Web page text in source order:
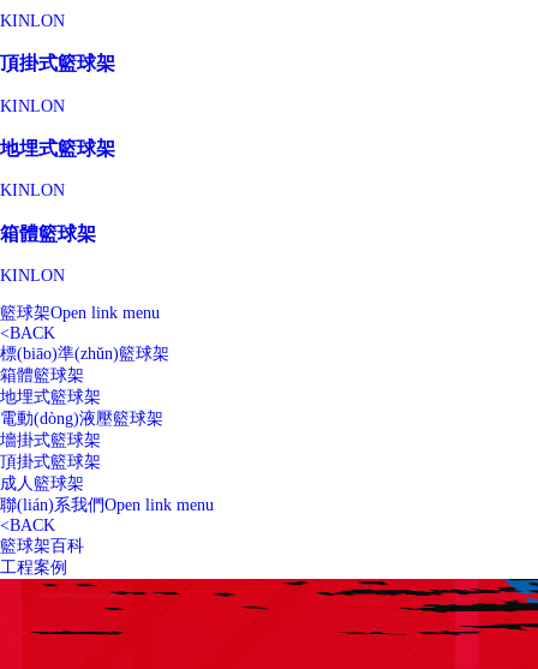
KINLON
頂掛式籃球架
KINLON
地埋式籃球架
KINLON
箱體籃球架
KINLON
籃球架Open link menu
<BACK
標(biāo)準(zhǔn)籃球架
箱體籃球架
地埋式籃球架
電動(dòng)液壓籃球架
墻掛式籃球架
頂掛式籃球架
成人籃球架
聯(lián)系我們Open link menu
<BACK
籃球架百科
工程案例